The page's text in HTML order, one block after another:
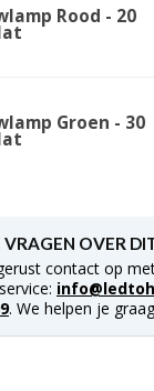
Rood - 20
Groen - 30
VRAGEN OVER
contact op
. We helpen je